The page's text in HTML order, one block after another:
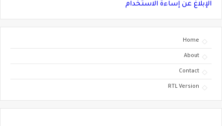
الإبلاغ عن إساءة الاستخدام
Home
About
Contact
RTL Version